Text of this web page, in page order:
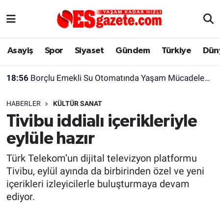
Asayiş Spor Siyaset Gündem Türkiye
18:56 Borçlu Emekli Su Otomatında Yaşam Mücadelesi Veriyor
HABERLER KÜLTÜR SANAT
Tivibu iddialı içerikleriyle
eylüle hazır
Türk Telekom’un dijital televizyon platformu
Tivibu, eylül ayında da birbirinden özel ve yeni
içerikleri izleyicilerle buluşturmaya devam
ediyor.
Asayiş
Gündem
Türkiye
Dünya
Sağlık
Yaşam
Eskişehirspor Arşivi
Eskişehir Arşivi
Röportaj
Ekonomi
Eskişehir Nöbetçi Eczaneler
Süper Lig Puan Durumu ve Fikstür
Tüm Manşetler
Son Dakika Haberleri
Haber Arşivi